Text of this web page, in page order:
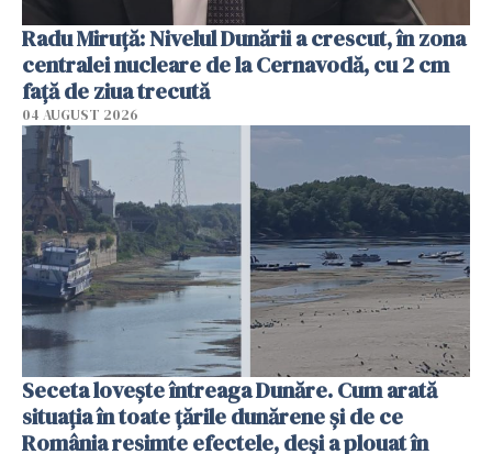
Radu Miruţă: Nivelul Dunării a crescut, în zona
centralei nucleare de la Cernavodă, cu 2 cm
faţă de ziua trecută
04 AUGUST 2026
Seceta lovește întreaga Dunăre. Cum arată
situația în toate țările dunărene și de ce
România resimte efectele, deși a plouat în